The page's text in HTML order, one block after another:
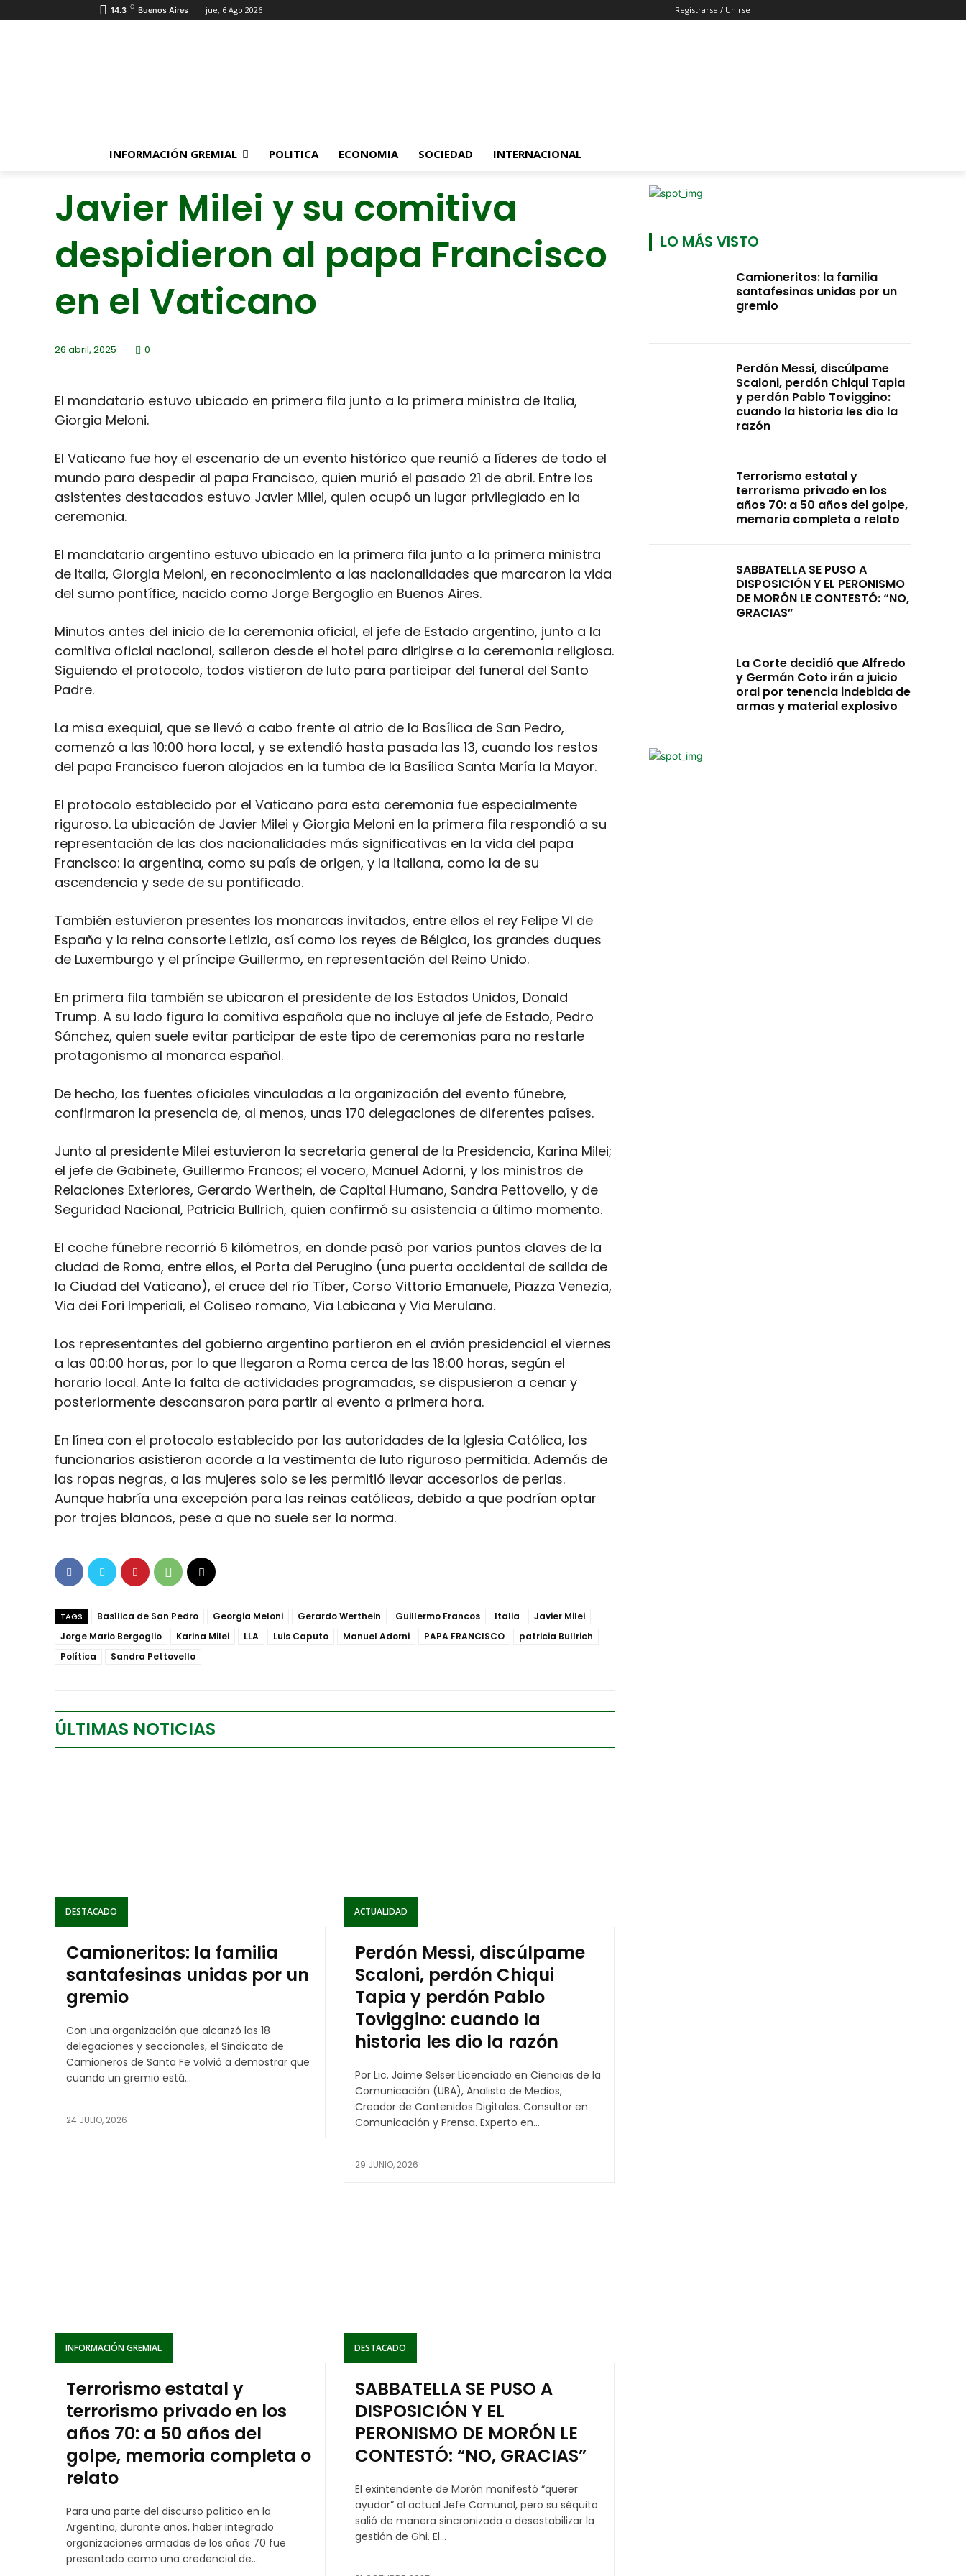
14.3 C Buenos Aires jue, 6 Ago 2026 Registrarse / Unirse
INFORMACIÓN GREMIAL POLITICA ECONOMIA SOCIEDAD INTERNACIONAL
Javier Milei y su comitiva
despidieron al papa Francisco
en el Vaticano
26 abril, 2025 0
El mandatario estuvo ubicado en primera fila junto a la primera ministra de Italia,
Giorgia Meloni.
El Vaticano fue hoy el escenario de un evento histórico que reunió a líderes de todo el
mundo para despedir al papa Francisco, quien murió el pasado 21 de abril. Entre los
asistentes destacados estuvo Javier Milei, quien ocupó un lugar privilegiado en la
ceremonia.
El mandatario argentino estuvo ubicado en la primera fila junto a la primera ministra
de Italia, Giorgia Meloni, en reconocimiento a las nacionalidades que marcaron la vida
del sumo pontífice, nacido como Jorge Bergoglio en Buenos Aires.
Minutos antes del inicio de la ceremonia oficial, el jefe de Estado argentino, junto a la
comitiva oficial nacional, salieron desde el hotel para dirigirse a la ceremonia religiosa.
Siguiendo el protocolo, todos vistieron de luto para participar del funeral del Santo
Padre.
La misa exequial, que se llevó a cabo frente al atrio de la Basílica de San Pedro,
comenzó a las 10:00 hora local, y se extendió hasta pasada las 13, cuando los restos
del papa Francisco fueron alojados en la tumba de la Basílica Santa María la Mayor.
El protocolo establecido por el Vaticano para esta ceremonia fue especialmente
riguroso. La ubicación de Javier Milei y Giorgia Meloni en la primera fila respondió a su
representación de las dos nacionalidades más significativas en la vida del papa
Francisco: la argentina, como su país de origen, y la italiana, como la de su
ascendencia y sede de su pontificado.
También estuvieron presentes los monarcas invitados, entre ellos el rey Felipe VI de
España y la reina consorte Letizia, así como los reyes de Bélgica, los grandes duques
de Luxemburgo y el príncipe Guillermo, en representación del Reino Unido.
En primera fila también se ubicaron el presidente de los Estados Unidos, Donald
Trump. A su lado figura la comitiva española que no incluye al jefe de Estado, Pedro
Sánchez, quien suele evitar participar de este tipo de ceremonias para no restarle
protagonismo al monarca español.
De hecho, las fuentes oficiales vinculadas a la organización del evento fúnebre,
confirmaron la presencia de, al menos, unas 170 delegaciones de diferentes países.
Junto al presidente Milei estuvieron la secretaria general de la Presidencia, Karina Milei;
el jefe de Gabinete, Guillermo Francos; el vocero, Manuel Adorni, y los ministros de
Relaciones Exteriores, Gerardo Werthein, de Capital Humano, Sandra Pettovello, y de
Seguridad Nacional, Patricia Bullrich, quien confirmó su asistencia a último momento.
El coche fúnebre recorrió 6 kilómetros, en donde pasó por varios puntos claves de la
ciudad de Roma, entre ellos, el Porta del Perugino (una puerta occidental de salida de
la Ciudad del Vaticano), el cruce del río Tíber, Corso Vittorio Emanuele, Piazza Venezia,
Via dei Fori Imperiali, el Coliseo romano, Via Labicana y Via Merulana.
Los representantes del gobierno argentino partieron en el avión presidencial el viernes
a las 00:00 horas, por lo que llegaron a Roma cerca de las 18:00 horas, según el
horario local. Ante la falta de actividades programadas, se dispusieron a cenar y
posteriormente descansaron para partir al evento a primera hora.
En línea con el protocolo establecido por las autoridades de la Iglesia Católica, los
funcionarios asistieron acorde a la vestimenta de luto riguroso permitida. Además de
las ropas negras, a las mujeres solo se les permitió llevar accesorios de perlas.
Aunque habría una excepción para las reinas católicas, debido a que podrían optar
por trajes blancos, pese a que no suele ser la norma.
TAGS Basílica de San Pedro Georgia Meloni Gerardo Werthein Guillermo Francos Italia
Javier Milei
Jorge Mario Bergoglio
Karina Milei LLA Luis Caputo Manuel Adorni PAPA FRANCISCO
patricia Bullrich
Política
Sandra Pettovello
ÚLTIMAS NOTICIAS
DESTACADO
Camioneritos: la familia
santafesinas unidas por un
gremio
Con una organización que alcanzó las 18
delegaciones y seccionales, el Sindicato de
Camioneros de Santa Fe volvió a demostrar que
cuando un gremio está...
24 JULIO, 2026
ACTUALIDAD
Perdón Messi, discúlpame
Scaloni, perdón Chiqui
Tapia y perdón Pablo
Toviggino: cuando la
historia les dio la razón
Por Lic. Jaime Selser Licenciado en Ciencias de la
Comunicación (UBA), Analista de Medios,
Creador de Contenidos Digitales. Consultor en
Comunicación y Prensa. Experto en...
29 JUNIO, 2026
INFORMACIÓN GREMIAL
Terrorismo estatal y
terrorismo privado en los
años 70: a 50 años del
golpe, memoria completa o
relato
Para una parte del discurso político en la
Argentina, durante años, haber integrado
organizaciones armadas de los años 70 fue
presentado como una credencial de...
DESTACADO
SABBATELLA SE PUSO A
DISPOSICIÓN Y EL
PERONISMO DE MORÓN LE
CONTESTÓ: “NO, GRACIAS”
El exintendente de Morón manifestó “querer
ayudar” al actual Jefe Comunal, pero su séquito
salió de manera sincronizada a desestabilizar la
gestión de Ghi. El...
LO MÁS VISTO
Camioneritos: la familia
santafesinas unidas por un
gremio
Perdón Messi, discúlpame
Scaloni, perdón Chiqui Tapia
y perdón Pablo Toviggino:
cuando la historia les dio la
razón
Terrorismo estatal y
terrorismo privado en los
años 70: a 50 años del golpe,
memoria completa o relato
SABBATELLA SE PUSO A
DISPOSICIÓN Y EL PERONISMO
DE MORÓN LE CONTESTÓ: “NO,
GRACIAS”
La Corte decidió que Alfredo
y Germán Coto irán a juicio
oral por tenencia indebida de
armas y material explosivo